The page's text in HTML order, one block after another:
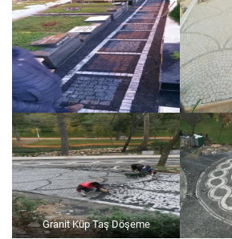
Granit Küp Taş Döşeme